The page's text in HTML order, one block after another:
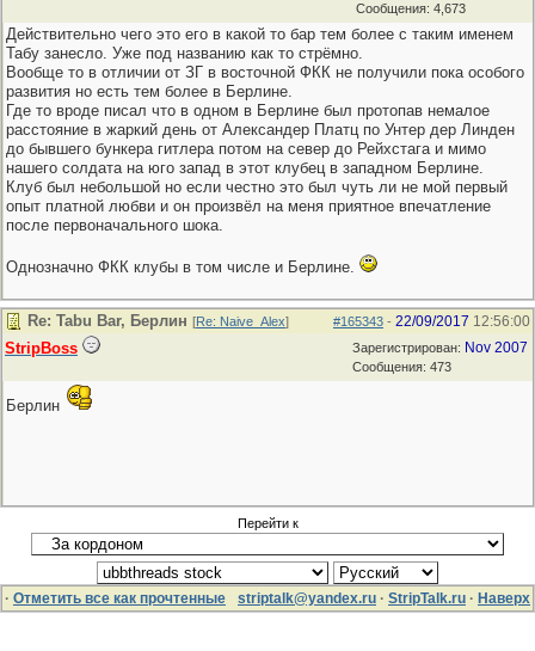
Сообщения: 4,673
Действительно чего это его в какой то бар тем более с таким именем
Табу занесло. Уже под названию как то стрёмно.
Вообще то в отличии от ЗГ в восточной ФКК не получили пока особого
развития но есть тем более в Берлине.
Где то вроде писал что в одном в Берлине был протопав немалое
расстояние в жаркий день от Александер Платц по Унтер дер Линден
до бывшего бункера гитлера потом на север до Рейхстага и мимо
нашего солдата на юго запад в этот клубец в западном Берлине.
Клуб был небольшой но если честно это был чуть ли не мой первый
опыт платной любви и он произвёл на меня приятное впечатление
после первоначального шока.
Однозначно ФКК клубы в том числе и Берлине.
#165343 - 22/09/2017 12:56:00
Re: Tabu Bar, Берлин [Re: Naive_Alex]
Зарегистрирован: Nov 2007
Сообщения: 473
StripBoss
Берлин
Перейти к
· Отметить все как прочтенные striptalk@yandex.ru · StripTalk.ru · Наверх